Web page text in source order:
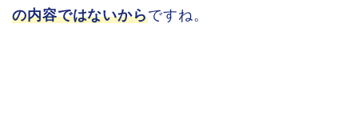
の内容ではないからですね。